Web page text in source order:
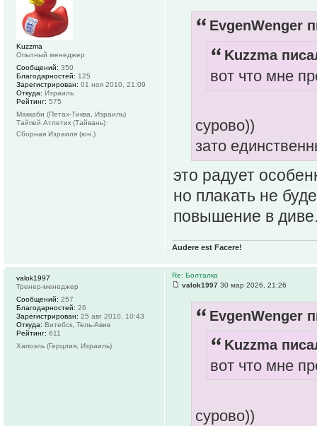
EvgenWenger
Kuzzma
вот что мне
сурово))
зато
это радует
но плакать не
повышение в
Audere est Facere!
Kuzzma
Опытный менеджер
Сообщений: 350
Благодарностей: 125
Зарегистрирован: 01 ноя 2010, 21:09
Откуда: Израиль
Рейтинг: 575
Маккаби (Петах-Тиква, Израиль)
Тайпей Атлетик (Тайвань)
Сборная Израиля (юн.)
Re: Болталка
valok1997 30 мар 2026, 21:26
EvgenWenger
Kuzzma
вот что мне
сурово))
valok1997
Тренер-менеджер
Сообщений: 257
Благодарностей: 26
Зарегистрирован: 25 авг 2010, 10:43
Откуда: Витебск, Тель-Авив
Рейтинг: 611
Хапоэль (Герцлия, Израиль)